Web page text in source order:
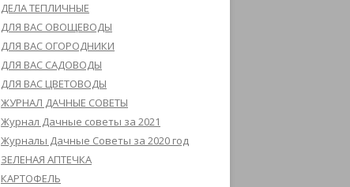
ДЕЛА ТЕПЛИЧНЫЕ
ДЛЯ ВАС ОВОЩЕВОДЫ
ДЛЯ ВАС ОГОРОДНИКИ
ДЛЯ ВАС САДОВОДЫ
ДЛЯ ВАС ЦВЕТОВОДЫ
ЖУРНАЛ ДАЧНЫЕ СОВЕТЫ
Журнал Дачные советы за 2021
Журналы Дачные Советы за 2020 год
ЗЕЛЕНАЯ АПТЕЧКА
КАРТОФЕЛЬ